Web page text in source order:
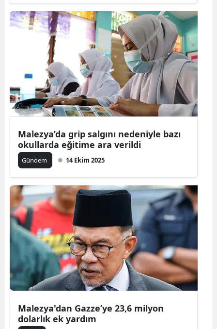
Malezya’da grip salgını nedeniyle bazı
okullarda eğitime ara verildi
Gündem 14 Ekim 2025
Malezya'dan Gazze’ye 23,6 milyon
dolarlık ek yardım